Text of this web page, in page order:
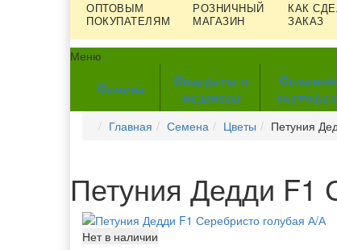
ОПТОВЫМ
ПОКУПАТЕЛЯМ
РОЗНИЧНЫЙ
МАГАЗИН
КАК
ЗАКАЗ
Меню
Семена
Сидераты и
медоносы
Главная Семена Цветы Петуния
Петуния Дедди F1
Нет в наличии